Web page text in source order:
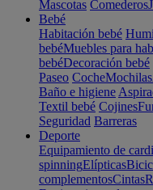
Mascotas Comederos
Bebé
Habitación bebé
bebéMuebles para
bebéDecoración bebé
Paseo CocheMochilas
Baño e higiene
Textil bebé Cojines
Seguridad Barreras
Deporte
Equipamiento de
spinningElípticas
complementosCintas